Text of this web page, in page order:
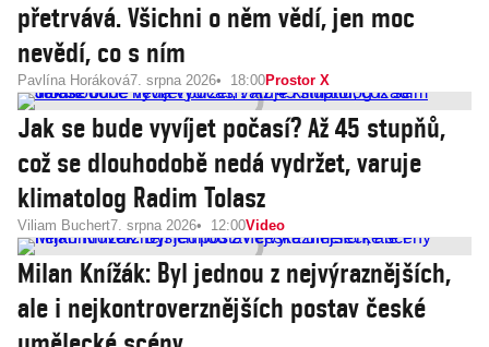
přetrvává. Všichni o něm vědí, jen moc
nevědí, co s ním
Pavlína Horáková7. srpna 2026 18:00Prostor X
Jak se bude vyvíjet počasí? Až 45 stupňů,
což se dlouhodobě nedá vydržet, varuje
klimatolog Radim Tolasz
Viliam Buchert7. srpna 2026 12:00Video
Milan Knížák: Byl jednou z nejvýraznějších,
ale i nejkontroverznějších postav české